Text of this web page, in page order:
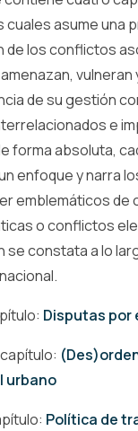
cuales asume una
de los conflictos
vulneran
de su gestión
e
forma absoluta,
enfoque y narra
emblemáticos de
o conflictos
se constata a lo
Disputas por
urbano
Política de